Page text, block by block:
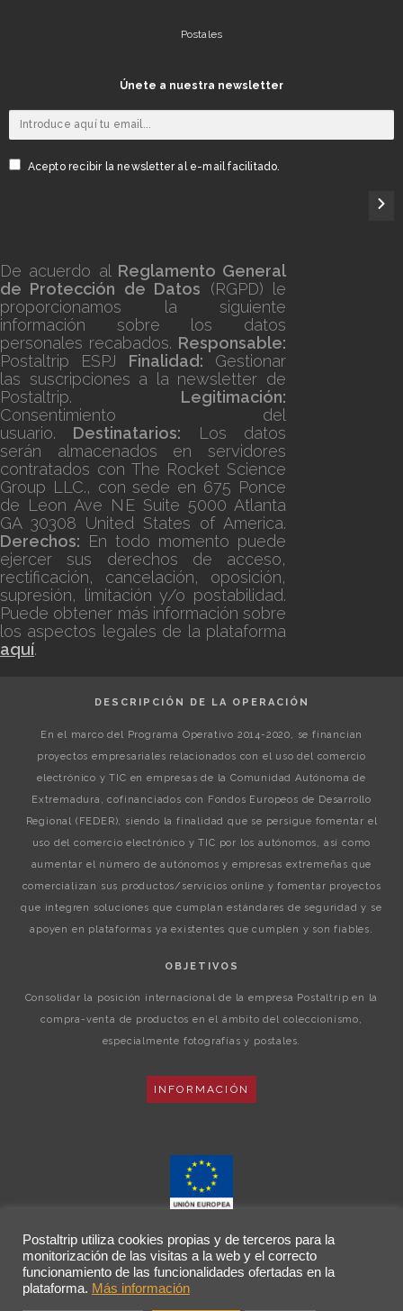
Postales
Únete a nuestra newsletter
Acepto recibir la newsletter al e-mail facilitado.
De acuerdo al Reglamento General
de Protección de Datos (RGPD) le
proporcionamos la siguiente
información sobre los datos
personales recabados. Responsable:
Postaltrip ESPJ Finalidad: Gestionar
las suscripciones a la newsletter de
Postaltrip. Legitimación:
Consentimiento del
usuario. Destinatarios: Los datos
serán almacenados en servidores
contratados con The Rocket Science
Group LLC., con sede en 675 Ponce
de Leon Ave NE Suite 5000 Atlanta
GA 30308 United States of America.
Derechos: En todo momento puede
ejercer sus derechos de acceso,
rectificación, cancelación, oposición,
supresión, limitación y/o postabilidad.
Puede obtener más información sobre
los aspectos legales de la plataforma
aquí.
DESCRIPCIÓN DE LA OPERACIÓN
En el marco del Programa Operativo 2014-2020, se financian
proyectos empresariales relacionados con el uso del comercio
electrónico y TIC en empresas de la Comunidad Autónoma de
Extremadura, cofinanciados con Fondos Europeos de Desarrollo
Regional (FEDER), siendo la finalidad que se persigue fomentar el
uso del comercio electrónico y TIC por los autónomos, así como
aumentar el número de autónomos y empresas extremeñas que
comercializan sus productos/servicios online y fomentar proyectos
que integren soluciones que cumplan estándares de seguridad y se
apoyen en plataformas ya existentes que cumplen y son fiables.
OBJETIVOS
Consolidar la posición internacional de la empresa Postaltrip en la
compra-venta de productos en el ámbito del coleccionismo,
especialmente fotografías y postales.
INFORMACIÓN
Postaltrip utiliza cookies propias y de terceros para la
monitorización de las visitas a la web y el correcto
funcionamiento de las funcionalidades ofertadas en la
plataforma. Más información